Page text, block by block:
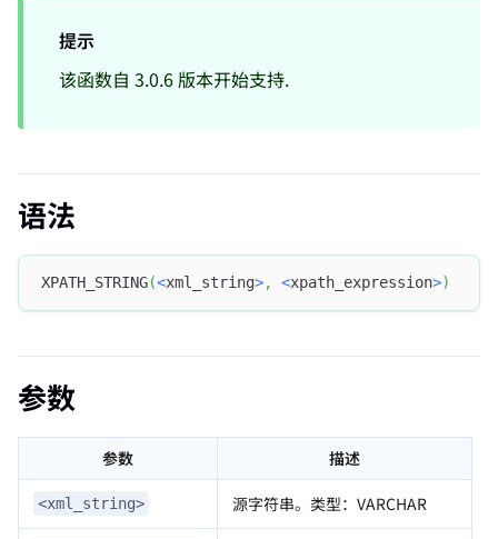
提示
该函数自 3.0.6 版本开始支持.
语法
XPATH_STRING(<xml_string>, <xpath_expression>)
参数
参数 描述
<xml_string> 源字符串。类型：VARCHAR